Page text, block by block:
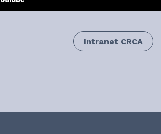
Intranet CRCA